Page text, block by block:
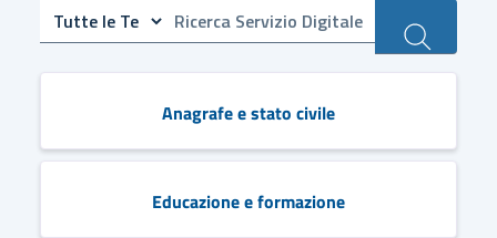
Anagrafe e stato civile
Educazione e formazione